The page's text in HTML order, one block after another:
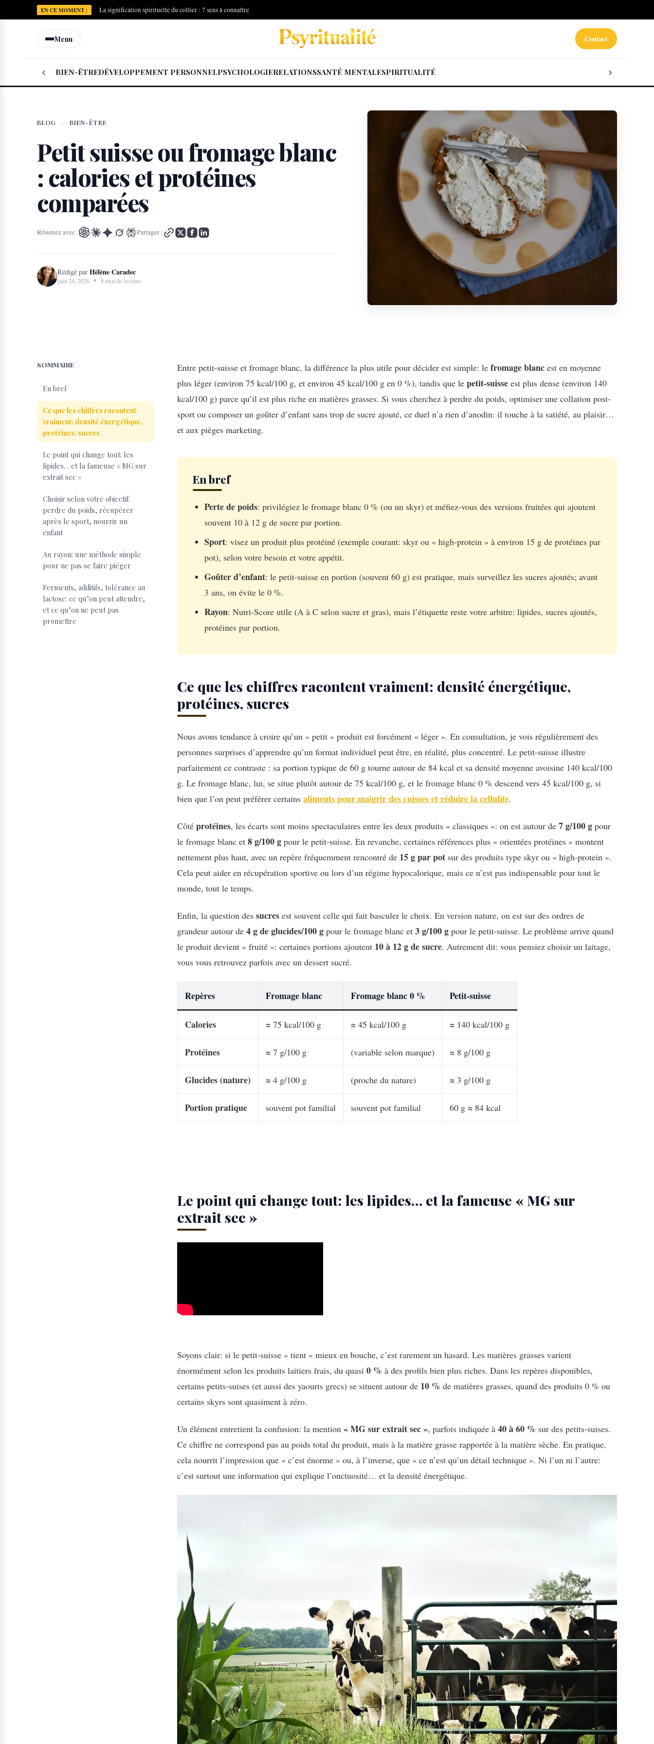
EN CE MOMENT : La signification spirituelle du collier : 7 sens à connaître
Menu Contact
‹ BIEN-ÊTREDÉVELOPPEMENT PERSONNELPSYCHOLOGIERELATIONSSANTÉ MENTALESPIRITUALITÉ ›
BLOG › BIEN-ÊTRE
Petit suisse ou fromage blanc
: calories et protéines
comparées
Résumez avec : Partager :
Rédigé par Hélène Caradec
juin 24, 2026 • 8 min de lecture
SOMMAIRE
En bref
Ce que les chiffres racontent
vraiment: densité énergétique,
protéines, sucres
Le point qui change tout: les
lipides… et la fameuse « MG sur
extrait sec »
Choisir selon votre objectif:
perdre du poids, récupérer
après le sport, nourrir un
enfant
Au rayon: une méthode simple
pour ne pas se faire piéger
Ferments, additifs, tolérance au
lactose: ce qu’on peut attendre,
et ce qu’on ne peut pas
promettre
Entre petit-suisse et fromage blanc, la différence la plus utile pour décider est simple: le fromage blanc est en moyenne
plus léger (environ 75 kcal/100 g, et environ 45 kcal/100 g en 0 %), tandis que le petit-suisse est plus dense (environ 140
kcal/100 g) parce qu’il est plus riche en matières grasses. Si vous cherchez à perdre du poids, optimiser une collation post-
sport ou composer un goûter d’enfant sans trop de sucre ajouté, ce duel n’a rien d’anodin: il touche à la satiété, au plaisir…
et aux pièges marketing.
En bref
Perte de poids: privilégiez le fromage blanc 0 % (ou un skyr) et méfiez-vous des versions fruitées qui ajoutent
souvent 10 à 12 g de sucre par portion.
Sport: visez un produit plus protéiné (exemple courant: skyr ou « high-protein » à environ 15 g de protéines par
pot), selon votre besoin et votre appétit.
Goûter d’enfant: le petit-suisse en portion (souvent 60 g) est pratique, mais surveillez les sucres ajoutés; avant
3 ans, on évite le 0 %.
Rayon: Nutri-Score utile (A à C selon sucre et gras), mais l’étiquette reste votre arbitre: lipides, sucres ajoutés,
protéines par portion.
Ce que les chiffres racontent vraiment: densité énergétique,
protéines, sucres
Nous avons tendance à croire qu’un « petit » produit est forcément « léger ». En consultation, je vois régulièrement des
personnes surprises d’apprendre qu’un format individuel peut être, en réalité, plus concentré. Le petit-suisse illustre
parfaitement ce contraste : sa portion typique de 60 g tourne autour de 84 kcal et sa densité moyenne avoisine 140 kcal/100
g. Le fromage blanc, lui, se situe plutôt autour de 75 kcal/100 g, et le fromage blanc 0 % descend vers 45 kcal/100 g, si
bien que l’on peut préférer certains aliments pour maigrir des cuisses et réduire la cellulite.
Côté protéines, les écarts sont moins spectaculaires entre les deux produits « classiques »: on est autour de 7 g/100 g pour
le fromage blanc et 8 g/100 g pour le petit-suisse. En revanche, certaines références plus « orientées protéines » montent
nettement plus haut, avec un repère fréquemment rencontré de 15 g par pot sur des produits type skyr ou « high-protein ».
Cela peut aider en récupération sportive ou lors d’un régime hypocalorique, mais ce n’est pas indispensable pour tout le
monde, tout le temps.
Enfin, la question des sucres est souvent celle qui fait basculer le choix. En version nature, on est sur des ordres de
grandeur autour de 4 g de glucides/100 g pour le fromage blanc et 3 g/100 g pour le petit-suisse. Le problème arrive quand
le produit devient « fruité »: certaines portions ajoutent 10 à 12 g de sucre. Autrement dit: vous pensiez choisir un laitage,
vous vous retrouvez parfois avec un dessert sucré.
Repères Fromage blanc Fromage blanc 0 % Petit-suisse
Calories ≈ 75 kcal/100 g ≈ 45 kcal/100 g ≈ 140 kcal/100 g
Protéines ≈ 7 g/100 g (variable selon marque) ≈ 8 g/100 g
Glucides (nature) ≈ 4 g/100 g (proche du nature) ≈ 3 g/100 g
Portion pratique souvent pot familial souvent pot familial 60 g ≈ 84 kcal
Le point qui change tout: les lipides… et la fameuse « MG sur
extrait sec »
Soyons clair: si le petit-suisse « tient » mieux en bouche, c’est rarement un hasard. Les matières grasses varient
énormément selon les produits laitiers frais, du quasi 0 % à des profils bien plus riches. Dans les repères disponibles,
certains petits-suises (et aussi des yaourts grecs) se situent autour de 10 % de matières grasses, quand des produits 0 % ou
certains skyrs sont quasiment à zéro.
Un élément entretient la confusion: la mention « MG sur extrait sec », parfois indiquée à 40 à 60 % sur des petits-suises.
Ce chiffre ne correspond pas au poids total du produit, mais à la matière grasse rapportée à la matière sèche. En pratique,
cela nourrit l’impression que « c’est énorme » ou, à l’inverse, que « ce n’est qu’un détail technique ». Ni l’un ni l’autre:
c’est surtout une information qui explique l’onctuosité… et la densité énergétique.